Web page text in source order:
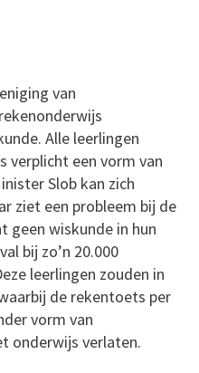
van
Alle leerlingen
verplicht een vorm van
Slob kan zich
ziet een probleem bij de
geen wiskunde in hun
bij zo’n 20.000
leerlingen zouden in
de rekentoets per
vorm van
onderwijs verlaten.